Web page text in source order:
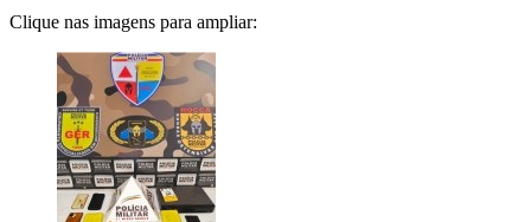
Clique nas imagens para ampliar: